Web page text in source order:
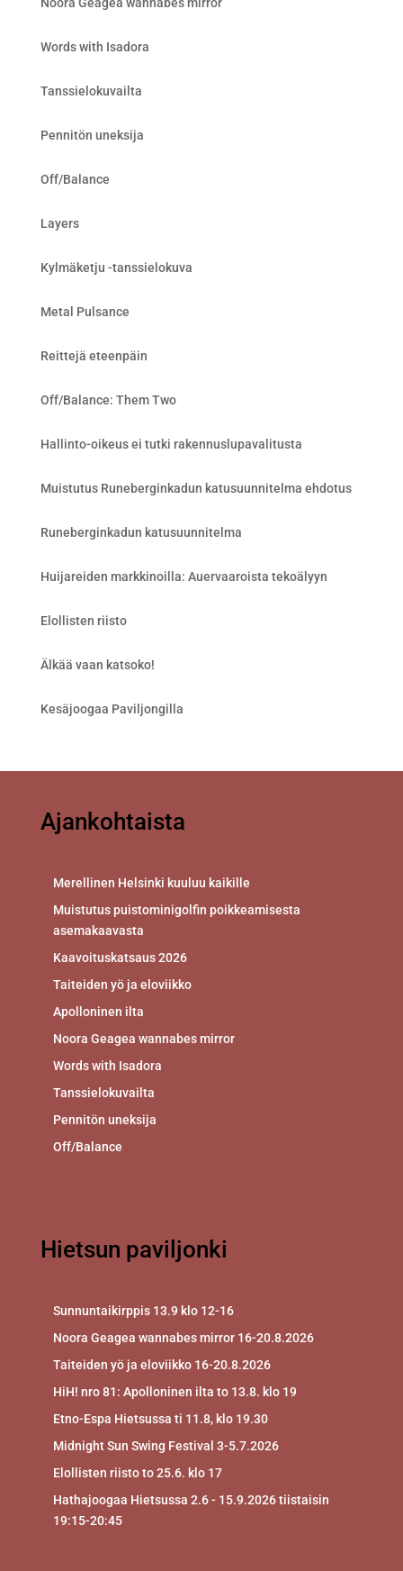
Words with Isadora
Tanssielokuvailta
Pennitön uneksija
Off/Balance
Layers
Kylmäketju -tanssielokuva
Metal Pulsance
Reittejä eteenpäin
Off/Balance: Them Two
Hallinto-oikeus ei tutki rakennuslupavalitusta
Muistutus Runeberginkadun katusuunnitelma ehdotus
Runeberginkadun katusuunnitelma
Huijareiden markkinoilla: Auervaaroista tekoälyyn
Elollisten riisto
Älkää vaan katsoko!
Kesäjoogaa Paviljongilla
Ajankohtaista
Merellinen Helsinki kuuluu kaikille
Muistutus puistominigolfin poikkeamisesta
asemakaavasta
Kaavoituskatsaus 2026
Taiteiden yö ja eloviikko
Apolloninen ilta
Noora Geagea wannabes mirror
Words with Isadora
Tanssielokuvailta
Pennitön uneksija
Off/Balance
Hietsun paviljonki
Sunnuntaikirppis 13.9 klo 12-16
Noora Geagea wannabes mirror 16-20.8.2026
Taiteiden yö ja eloviikko 16-20.8.2026
HiH! nro 81: Apolloninen ilta to 13.8. klo 19
Etno-Espa Hietsussa ti 11.8, klo 19.30
Midnight Sun Swing Festival 3-5.7.2026
Elollisten riisto to 25.6. klo 17
Hathajoogaa Hietsussa 2.6 - 15.9.2026 tiistaisin
19:15-20:45